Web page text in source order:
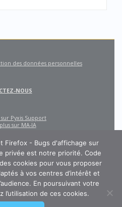
PUBLIQUE
des données personnelles
NOUS
sur Pyxis Support
sur MA-IA
Firefox - Bugs d'affichage sur
privée est notre priorité. Code
cookies pour vous proposer
à vos centres d’intérêt et
En poursuivant votre
l’utilisation de ces cookies.